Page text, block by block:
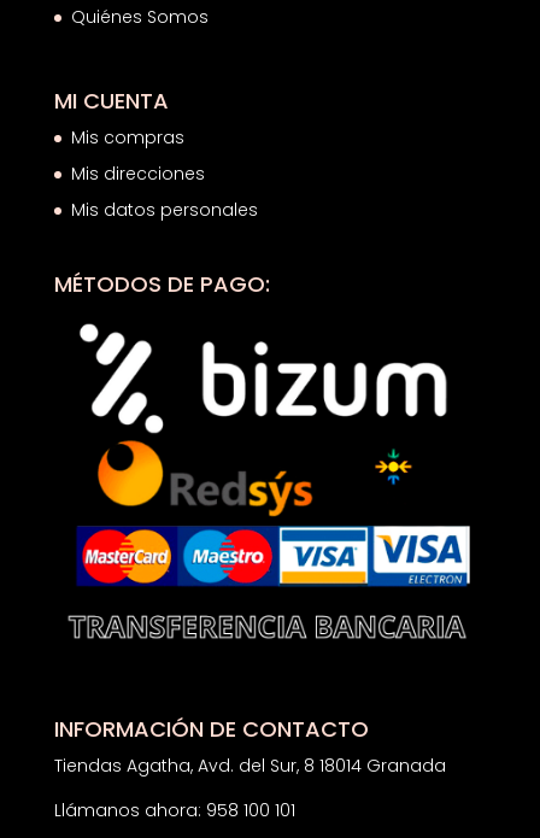
Quiénes Somos
MI CUENTA
Mis compras
Mis direcciones
Mis datos personales
MÉTODOS DE PAGO:
INFORMACIÓN DE CONTACTO
Tiendas Agatha, Avd. del Sur, 8 18014 Granada
Llámanos ahora: 958 100 101